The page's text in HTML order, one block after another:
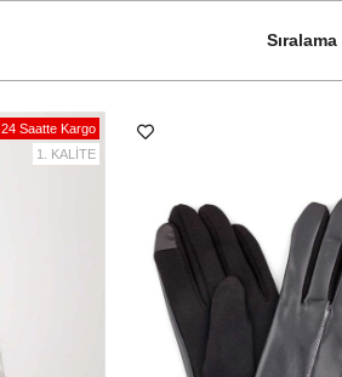
24 Saatte Kargo
1. KALİTE